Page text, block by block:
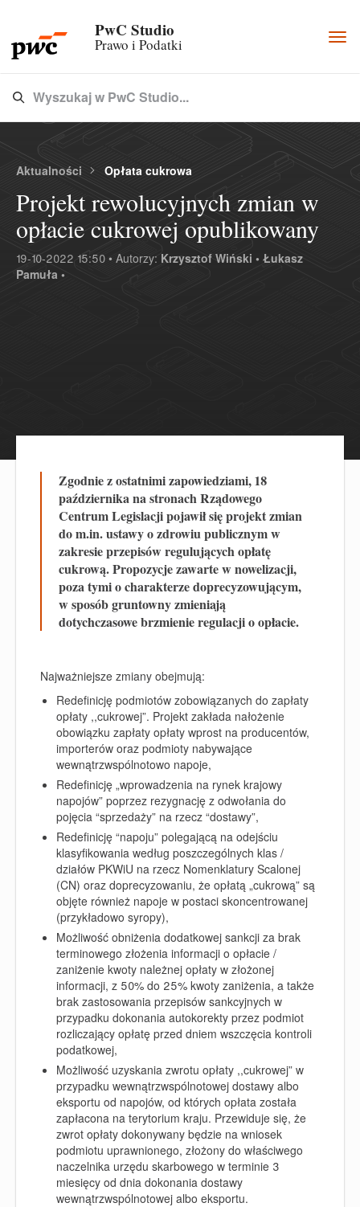
PwC Studio
Prawo i Podatki
Type 3 or more characters for results.
Wyszukaj w PwC Studio...
Aktualności Opłata cukrowa
Projekt rewolucyjnych zmian w
opłacie cukrowej opublikowany
19-10-2022 15:50 • Autorzy: Krzysztof Wiński • Łukasz
Pamuła •
Zgodnie z ostatnimi zapowiedziami, 18
października na stronach Rządowego
Centrum Legislacji pojawił się projekt zmian
do m.in. ustawy o zdrowiu publicznym w
zakresie przepisów regulujących opłatę
cukrową. Propozycje zawarte w nowelizacji,
poza tymi o charakterze doprecyzowującym,
w sposób gruntowny zmieniają
dotychczasowe brzmienie regulacji o opłacie.
Najważniejsze zmiany obejmują:
Redefinicję podmiotów zobowiązanych do zapłaty
opłaty ,,cukrowej”. Projekt zakłada nałożenie
obowiązku zapłaty opłaty wprost na producentów,
importerów oraz podmioty nabywające
wewnątrzwspólnotowo napoje,
Redefinicję „wprowadzenia na rynek krajowy
napojów” poprzez rezygnację z odwołania do
pojęcia “sprzedaży” na rzecz “dostawy”,
Redefinicję “napoju” polegającą na odejściu
klasyfikowania według poszczególnych klas /
działów PKWiU na rzecz Nomenklatury Scalonej
(CN) oraz doprecyzowaniu, że opłatą „cukrową” są
objęte również napoje w postaci skoncentrowanej
(przykładowo syropy),
Możliwość obniżenia dodatkowej sankcji za brak
terminowego złożenia informacji o opłacie /
zaniżenie kwoty należnej opłaty w złożonej
informacji, z 50% do 25% kwoty zaniżenia, a także
brak zastosowania przepisów sankcyjnych w
przypadku dokonania autokorekty przez podmiot
rozliczający opłatę przed dniem wszczęcia kontroli
podatkowej,
Możliwość uzyskania zwrotu opłaty ,,cukrowej” w
przypadku wewnątrzwspólnotowej dostawy albo
eksportu od napojów, od których opłata została
zapłacona na terytorium kraju. Przewiduje się, że
zwrot opłaty dokonywany będzie na wniosek
podmiotu uprawnionego, złożony do właściwego
naczelnika urzędu skarbowego w terminie 3
miesięcy od dnia dokonania dostawy
wewnątrzwspólnotowej albo eksportu.